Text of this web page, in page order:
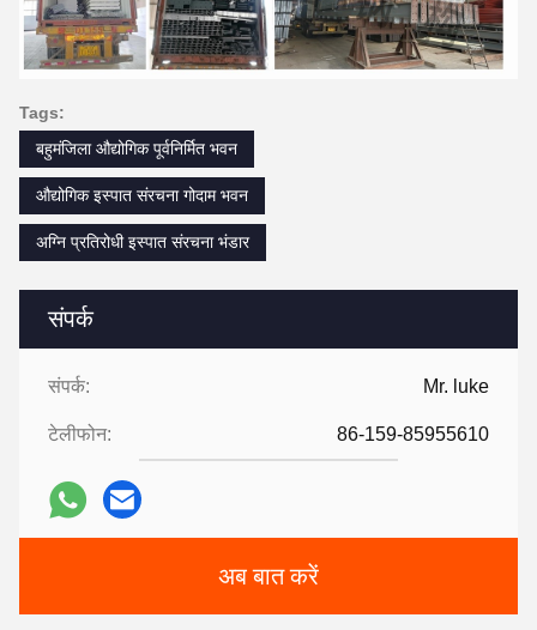
संपर्क
संपर्क: Mr. luke
टेलीफोन: 86-159-85955610
अब बात करें
Tags:
बहुमंजिला औद्योगिक पूर्वनिर्मित भवन
औद्योगिक इस्पात संरचना गोदाम भवन
अग्नि प्रतिरोधी इस्पात संरचना भंडार